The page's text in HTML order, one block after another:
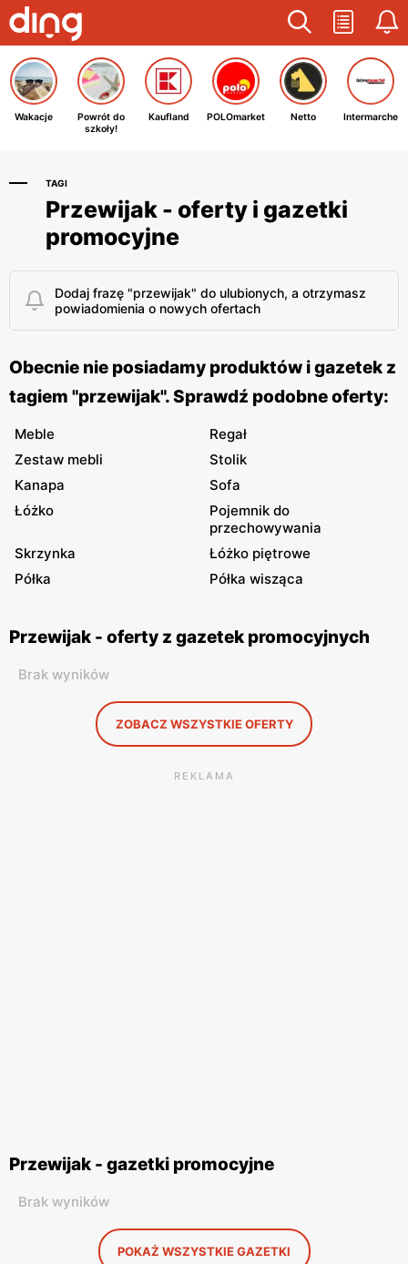
Wakacje
Powrót do
szkoły!
Kaufland POLOmarket Netto Intermarche
TAGI
Przewijak - oferty i gazetki
promocyjne
Dodaj frazę "przewijak" do ulubionych, a otrzymasz
powiadomienia o nowych ofertach
Obecnie nie posiadamy produktów i gazetek z
tagiem "przewijak". Sprawdź podobne oferty:
Meble
Regał
Zestaw mebli
Stolik
Kanapa
Sofa
Łóżko
Pojemnik do
przechowywania
Skrzynka
Łóżko piętrowe
Półka
Półka wisząca
Przewijak - oferty z gazetek promocyjnych
Brak wyników
ZOBACZ WSZYSTKIE OFERTY
REKLAMA
Przewijak - gazetki promocyjne
Brak wyników
POKAŻ WSZYSTKIE GAZETKI